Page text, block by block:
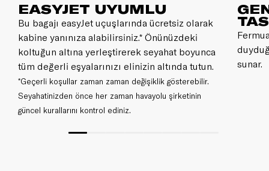
EASYJET UYUMLU
Bu bagajı easyJet uçuşlarında ücretsiz olarak
kabine yanınıza alabilirsiniz.* Önünüzdeki
koltuğun altına yerleştirerek seyahat boyunca
tüm değerli eşyalarınızı elinizin altında tutun.
*Geçerli koşullar zaman zaman değişiklik gösterebilir.
Seyahatinizden önce her zaman havayolu şirketinin
güncel kurallarını kontrol ediniz.
sunar.